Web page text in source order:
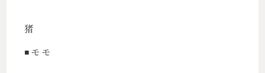
猪
◾️モモ